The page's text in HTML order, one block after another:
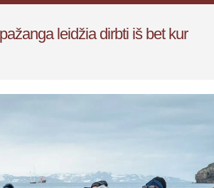
leidžia dirbti iš bet kur